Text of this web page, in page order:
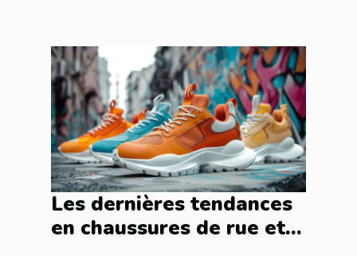
Les dernières tendances
en chaussures de rue et